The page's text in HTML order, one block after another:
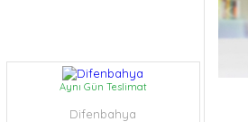
Aynı Gün Teslimat
Difenbahya